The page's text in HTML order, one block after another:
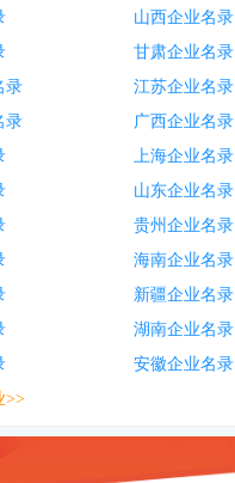
山西企业名录
甘肃企业名录
录
江苏企业名录
录
广西企业名录
上海企业名录
山东企业名录
贵州企业名录
海南企业名录
新疆企业名录
湖南企业名录
安徽企业名录
>>